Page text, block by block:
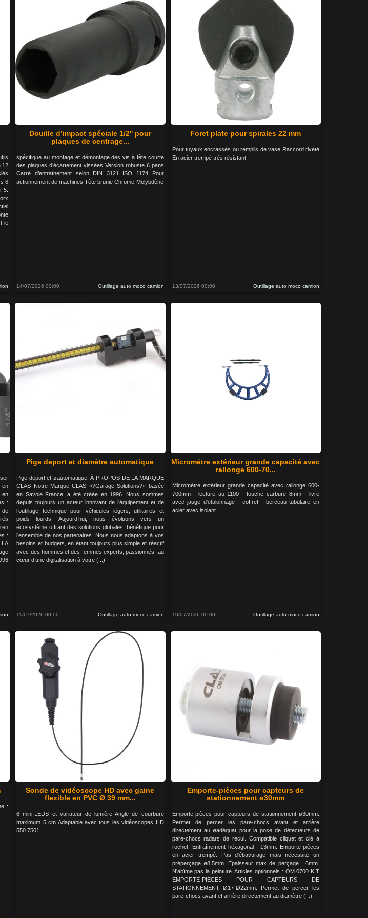
12
6
5:
le
Douille d’impact spéciale 1/2'' pour
plaques de centrage...
spécifique au montage et démontage des vis à tête courte
des plaques d’écartement vissées Version robuste 6 pans
Carré d’entraînement selon DIN 3121 ISO 1174 Pour
actionnement de machines Tête brunie Chrome-Molybdène
14/07/2026 00:00 Outillage auto moco camion
Foret plate pour spirales 22 mm
Pour tuyaux encrassés ou remplis de vase Raccord riveté
En acier trempé très résistant
13/07/2026 00:00 Outillage auto moco camion
en
:
de
en
:
LA
Pige deport et diamètre automatique
Pige deport et øautomatique. À PROPOS DE LA MARQUE
CLAS Notre Marque CLAS «?Garage Solutions?» basée
en Savoie France, a été créée en 1996. Nous sommes
depuis toujours un acteur innovant de l’équipement et de
l’outillage technique pour véhicules légers, utilitaires et
poids lourds. Aujourd’hui, nous évoluons vers un
écosystème offrant des solutions globales, bénéfique pour
l’ensemble de nos partenaires. Nous nous adaptons à vos
besoins et budgets, en étant toujours plus simple et réactif
avec des hommes et des femmes experts, passionnés, au
cœur d’une digitalisation à votre (...)
11/07/2026 00:00 Outillage auto moco camion
Micrométre extérieur grande capacité avec
rallonge 600-70...
Micrométre extérieur grande capacité avec rallonge 600-
700mm - lecture au 1100 - touche carbure 8mm - livre
avec jauge d'etalonnage - coffret - berceau tubulaire en
acier avec isolant
10/07/2026 00:00 Outillage auto moco camion
:
Sonde de vidéoscope HD avec gaine
flexible en PVC Ø 39 mm...
6 mini-LEDS et variateur de lumière Angle de courbure
maximum 5 cm Adaptable avec tous les vidéoscopes HD
550.7501
Emporte-pièces pour capteurs de
stationnement ø30mm
Emporte-pièces pour capteurs de stationnement ø30mm.
Permet de percer les pare-chocs avant et arrière
directement au øadéquat pour la pose de détecteurs de
pare-chocs radars de recul. Compatible cliquet et clé à
rochet. Entraînement héxagonal : 13mm. Emporte-pièces
en acier trempé. Pas d'ébavurage mais nécessite un
préperçage ø8.5mm. Epaisseur max de perçage : 6mm.
N'abîme pas la peinture. Articles optionnels : OM 0700 KIT
EMPORTE-PIECES POUR CAPTEURS DE
STATIONNEMENT Ø17-Ø22mm. Permet de percer les
pare-chocs avant et arrière directement au diamètre (...)